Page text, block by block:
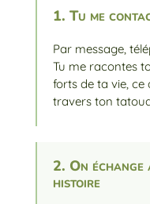
1. Tu me
Par message,
Tu me racontes
forts de ta vie, ce
travers ton
2. On
histoire